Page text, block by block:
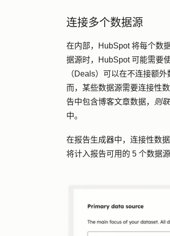
连接多个数据源
在内部，HubSpot 将每个数
据源时，HubSpot 可能需要
（Deals）可以在不连接额
而，某些数据源需要连接性
告中包含博客文章数据，
则
中。
在报告生成器中，连接性数
将计入报告可用的 5 个数据源